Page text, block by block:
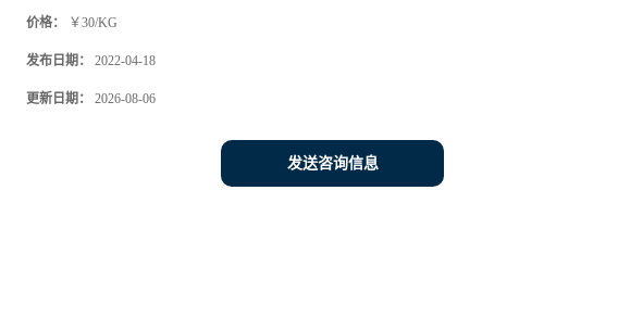
价格： ￥30/KG
发布日期： 2022-04-18
更新日期： 2026-08-06
发送咨询信息